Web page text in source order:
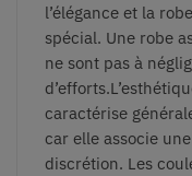
l’élégance et la
spécial. Une robe
ne sont pas à
caractérise
car elle associe
discrétion. Les